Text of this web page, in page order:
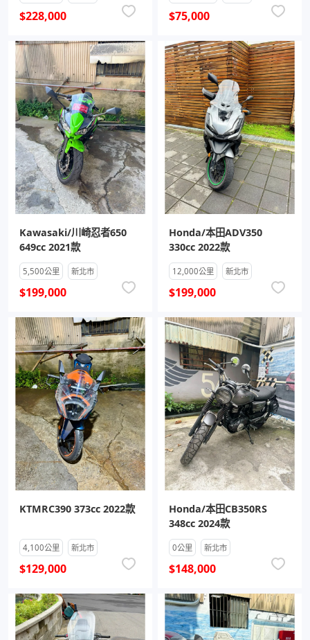
$228,000 $75,000
Kawasaki/川崎忍者650
649cc 2021款
5,500公里 新北市
$199,000
Honda/本田ADV350
330cc 2022款
12,000公里 新北市
$199,000
KTMRC390 373cc 2022款
4,100公里 新北市
$129,000
Honda/本田CB350RS
348cc 2024款
0公里 新北市
$148,000